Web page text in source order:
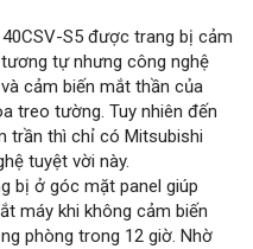
S5 được trang bị cảm
tự nhưng công nghệ
cảm biến mắt thần của
treo tường. Tuy nhiên đến
trần thì chỉ có Mitsubishi
tuyệt vời này.
bị ở góc mặt panel giúp
máy khi không cảm biến
phòng trong 12 giờ. Nhờ